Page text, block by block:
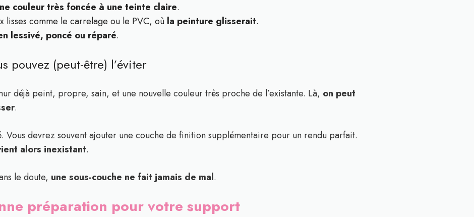
couleur très foncée à une teinte claire.
lisses comme le carrelage ou le PVC, où la peinture glisserait.
lessivé, poncé ou réparé.
pouvez (peut-être) l’éviter
déjà peint, propre, sain, et une nouvelle couleur très proche de l’existante. Là, on peut
.
Vous devrez souvent ajouter une couche de finition supplémentaire pour un rendu parfait.
alors inexistant.
le doute, une sous-couche ne fait jamais de mal.
préparation pour votre support